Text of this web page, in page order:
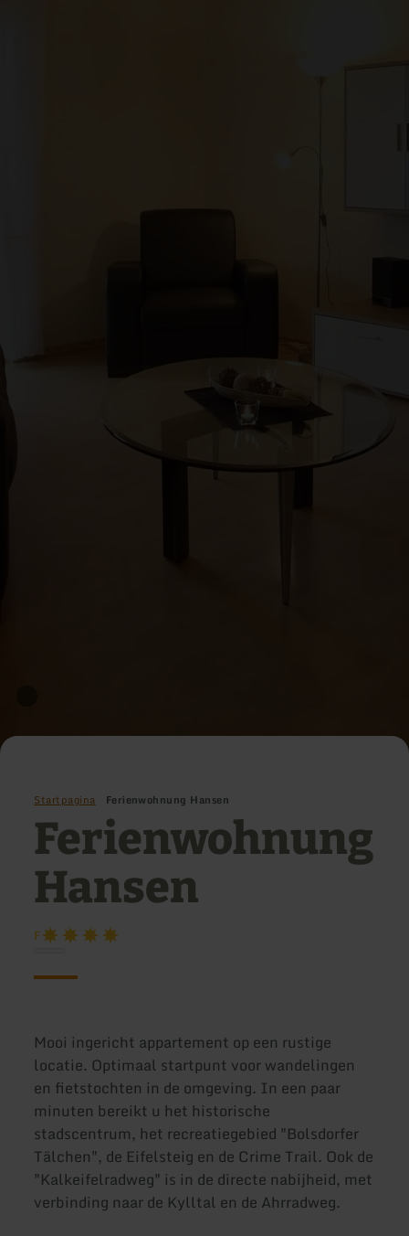
Startpagina Ferienwohnung Hansen
Ferienwohnung
Hansen
F
Mooi ingericht appartement op een rustige
locatie. Optimaal startpunt voor wandelingen
en fietstochten in de omgeving. In een paar
minuten bereikt u het historische
stadscentrum, het recreatiegebied "Bolsdorfer
Tälchen", de Eifelsteig en de Crime Trail. Ook de
"Kalkeifelradweg" is in de directe nabijheid, met
verbinding naar de Kylltal en de Ahrradweg.